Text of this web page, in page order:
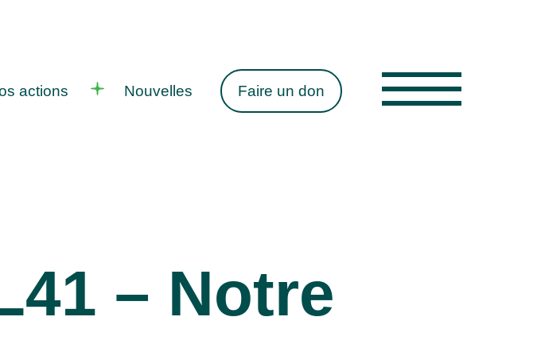
actions Nouvelles Faire un don
– Notre